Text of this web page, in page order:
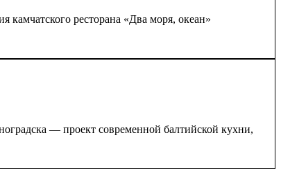
ресторана «Два моря, океан»
— проект современной балтийской кухни,